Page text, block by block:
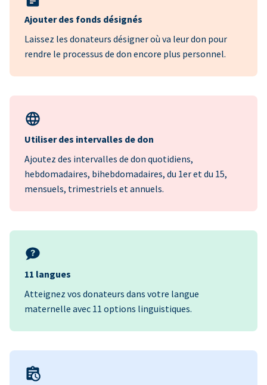
Ajouter des fonds désignés
Laissez les donateurs désigner où va leur don pour
rendre le processus de don encore plus personnel.
Utiliser des intervalles de don
Ajoutez des intervalles de don quotidiens,
hebdomadaires, bihebdomadaires, du 1er et du 15,
mensuels, trimestriels et annuels.
11 langues
Atteignez vos donateurs dans votre langue
maternelle avec 11 options linguistiques.